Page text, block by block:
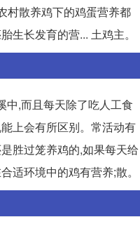
村散养鸡下的鸡蛋营养都
长发育的营... 土鸡主。
中,而且每天除了吃人工食
上会有所区别。常活动有
胜过笼养鸡的,如果每天给
适环境中的鸡有营养;散。